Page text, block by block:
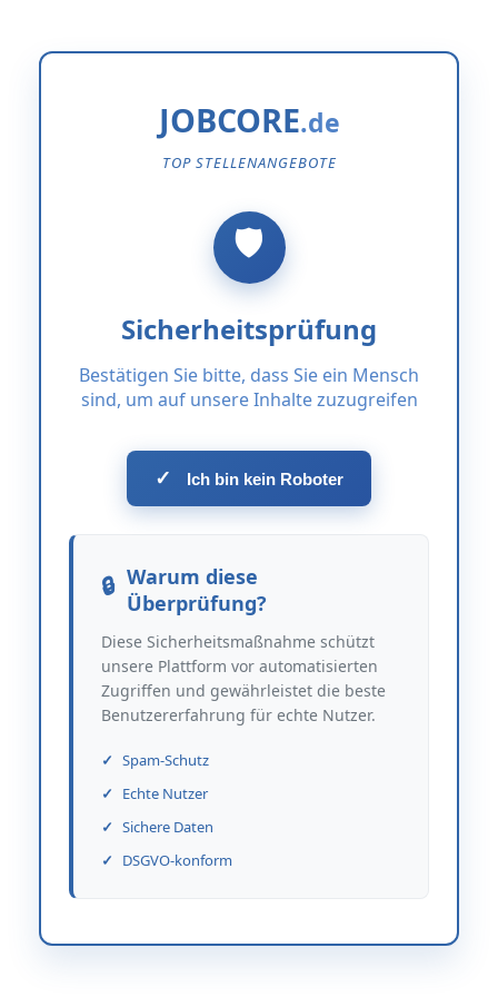
JOBCORE
TOP STELLENANGEBOTE
Sicherheitsprüfung
Bestätigen Sie bitte, dass Sie ein Mensch
sind, um auf unsere Inhalte zuzugreifen
✓ Ich bin kein Roboter
Warum diese
Überprüfung?
Diese Sicherheitsmaßnahme schützt
unsere Plattform vor automatisierten
Zugriffen und gewährleistet die beste
Benutzererfahrung für echte Nutzer.
Spam-Schutz
Echte Nutzer
Sichere Daten
DSGVO-konform